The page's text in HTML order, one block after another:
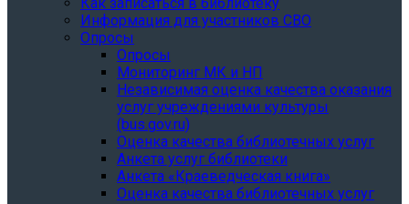
Информация для участников СВО
Опросы
Опросы
Мониторинг МК и НП
Независимая оценка качества оказания
услуг учреждениями культуры
(bus.gov.ru)
Оценка качества библиотечных услуг
Анкета услуг библиотеки
Анкета «Краеведческая книга»
Oценка качества библиотечных услуг